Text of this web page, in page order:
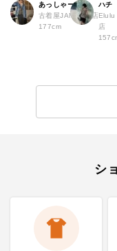
あっしゃー
古着屋JAM 原宿店
177cm
ハチ
店
シ